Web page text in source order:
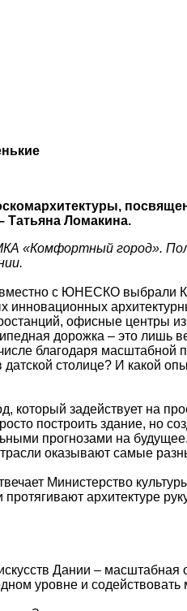
Татьяна Ломакина.
«Комфортный город».
с ЮНЕСКО выбрали
инновационных
офисные центры
дорожка – это лишь
благодаря масштабной
столице? И какой
задействует на
построить здание, но
прогнозами на
оказывают самые
Министерство
архитектуре
Дании – масштабная
уровне и